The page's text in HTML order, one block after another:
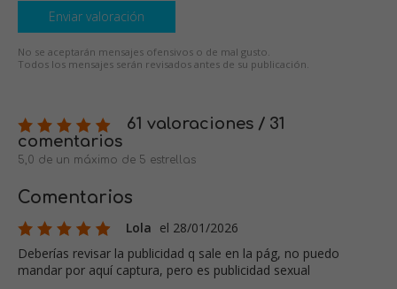
Enviar valoración
No se aceptarán mensajes ofensivos o de mal gusto.
Todos los mensajes serán revisados antes de su publicación.
61 valoraciones / 31
comentarios
5,0 de un máximo de 5 estrellas
Comentarios
Lola el 28/01/2026
Deberías revisar la publicidad q sale en la pág, no puedo
mandar por aquí captura, pero es publicidad sexual